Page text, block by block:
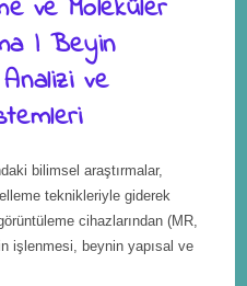
ve Moleküler
| Beyin
ve
bilimsel araştırmalar,
teknikleriyle giderek
cihazlarından (MR,
işlenmesi, beynin yapısal ve